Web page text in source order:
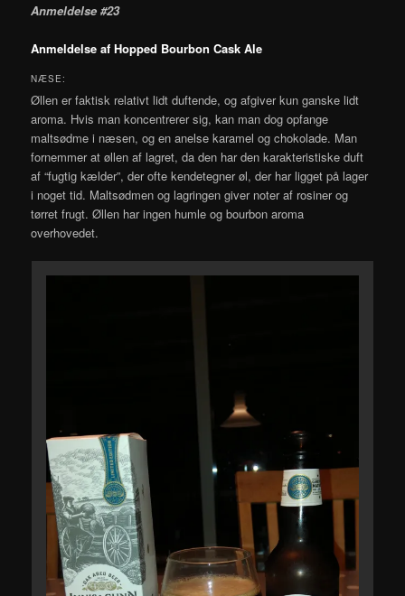
Anmeldelse #23
Anmeldelse af Hopped Bourbon Cask Ale
NÆSE:
Øllen er faktisk relativt lidt duftende, og afgiver kun ganske lidt
aroma. Hvis man koncentrerer sig, kan man dog opfange
maltsødme i næsen, og en anelse karamel og chokolade. Man
fornemmer at øllen af lagret, da den har den karakteristiske duft
af “fugtig kælder”, der ofte kendetegner øl, der har ligget på lager
i noget tid. Maltsødmen og lagringen giver noter af rosiner og
tørret frugt. Øllen har ingen humle og bourbon aroma
overhovedet.